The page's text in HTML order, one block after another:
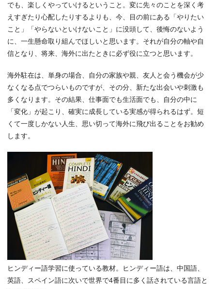
でも、楽しくやっていけるということ。変に先々のことを深く考
えすぎたり心配したりするよりも、今、目の前にある「やりたい
こと」「やらないといけないこと」に没頭して、後悔のないよう
に、一生懸命取り組んでほしいと思います。それが自分の軸や自
信となり、将来、海外に出たときに必ず役に立つと思います。
海外駐在は、単身の場合、自分の家族や親、友人と会う機会が少
なくなる点でつらいものですが、その分、新たな出会いや刺激も
多くなります。その結果、仕事面でも生活面でも、自分の中に
「変化」が起こり、確実に成長している実感が得られるはず。短
くて一度しかない人生、思い切って海外に飛び出ることをお勧め
します。
ヒンディー語学習に使っている教材。ヒンディー語は、中国語、
英語、スペイン語に次いで世界で4番目に多く話されている言語と